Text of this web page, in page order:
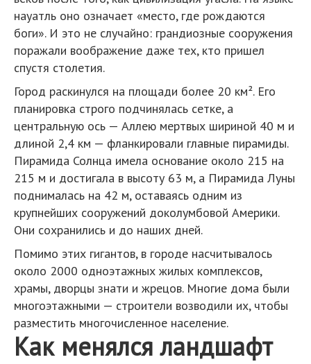
науатль оно означает «место, где рождаются
боги». И это не случайно: грандиозные сооружения
поражали воображение даже тех, кто пришел
спустя столетия.
Город раскинулся на площади более 20 км². Его
планировка строго подчинялась сетке, а
центральную ось — Аллею мертвых шириной 40 м и
длиной 2,4 км — фланкировали главные пирамиды.
Пирамида Солнца имела основание около 215 на
215 м и достигала в высоту 63 м, а Пирамида Луны
поднималась на 42 м, оставаясь одним из
крупнейших сооружений доколумбовой Америки.
Они сохранились и до наших дней.
Помимо этих гигантов, в городе насчитывалось
около 2000 одноэтажных жилых комплексов,
храмы, дворцы знати и жрецов. Многие дома были
многоэтажными — строители возводили их, чтобы
разместить многочисленное население.
Как менялся ландшафт